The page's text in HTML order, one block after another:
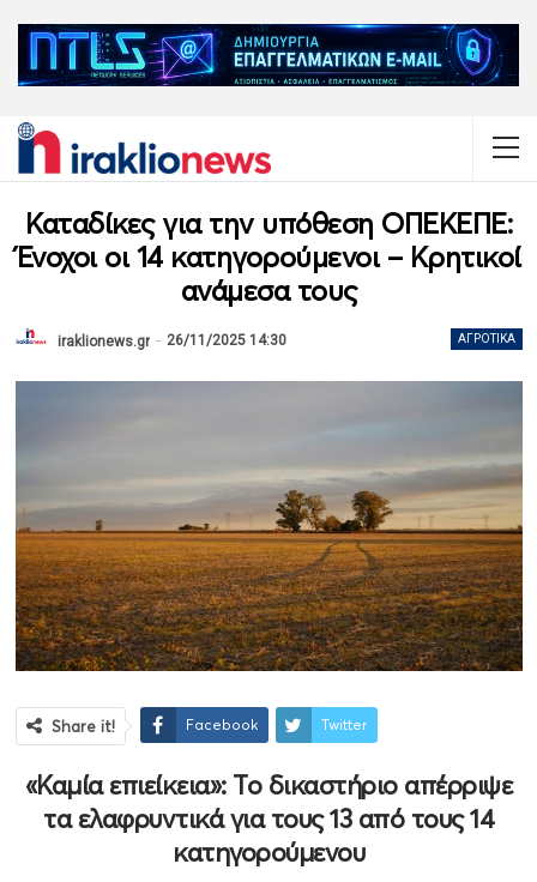
Καταδίκες για την υπόθεση ΟΠΕΚΕΠΕ:
Ένοχοι οι 14 κατηγορούμενοι – Κρητικοί
ανάμεσα τους
ΑΓΡΟΤΙΚΆ
iraklionews.gr 26/11/2025 14:30
Share it! Facebook Twitter
«Καμία επιείκεια»: Το δικαστήριο απέρριψε
τα ελαφρυντικά για τους 13 από τους 14
κατηγορούμενου